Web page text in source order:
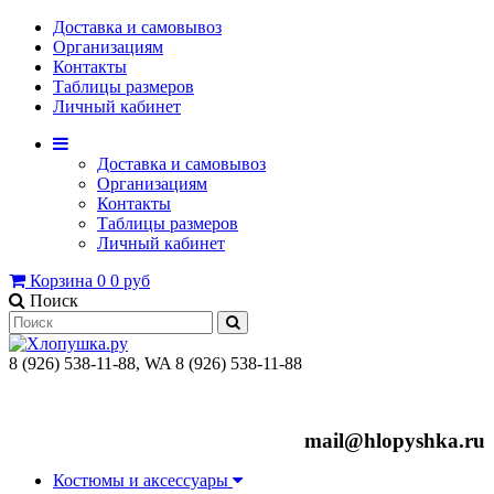
Доставка и самовывоз
Организациям
Контакты
Таблицы размеров
Личный кабинет
Доставка и самовывоз
Организациям
Контакты
Таблицы размеров
Личный кабинет
Корзина 0 0 руб
Поиск
8 (926) 538-11-88, WA 8 (926) 538-11-88
mail@hlopyshka.ru
Костюмы и аксессуары